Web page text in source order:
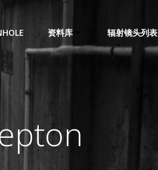
资料库 辐射镜头列表